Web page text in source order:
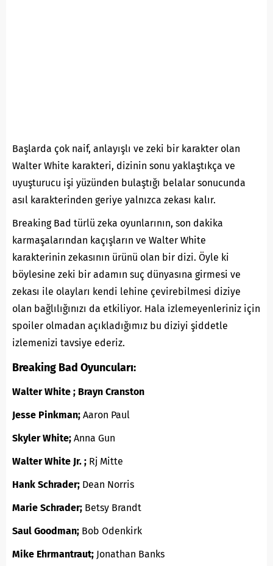
Başlarda çok naif, anlayışlı ve zeki bir karakter olan
Walter White karakteri, dizinin sonu yaklaştıkça ve
uyuşturucu işi yüzünden bulaştığı belalar sonucunda
asıl karakterinden geriye yalnızca zekası kalır.
Breaking Bad türlü zeka oyunlarının, son dakika
karmaşalarından kaçışların ve Walter White
karakterinin zekasının ürünü olan bir dizi. Öyle ki
böylesine zeki bir adamın suç dünyasına girmesi ve
zekası ile olayları kendi lehine çevirebilmesi diziye
olan bağlılığınızı da etkiliyor. Hala izlemeyenleriniz için
spoiler olmadan açıkladığımız bu diziyi şiddetle
izlemenizi tavsiye ederiz.
Breaking Bad Oyuncuları:
Walter White ; Brayn Cranston
Jesse Pinkman; Aaron Paul
Skyler White; Anna Gun
Walter White Jr. ; Rj Mitte
Hank Schrader; Dean Norris
Marie Schrader; Betsy Brandt
Saul Goodman; Bob Odenkirk
Mike Ehrmantraut; Jonathan Banks